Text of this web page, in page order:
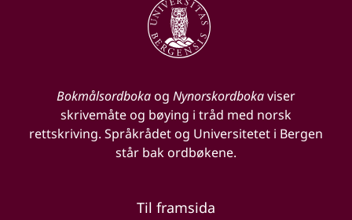
Bokmålsordbokaog Nynorskordbokaviser
skrivemåte og bøying i tråd med norsk
rettskriving. Språkrådet og Universitetet i Bergen
står bak ordbøkene.
Til framsida